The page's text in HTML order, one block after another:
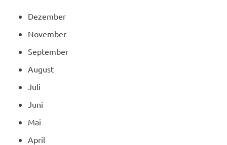
Dezember
November
September
August
Juli
Juni
Mai
April